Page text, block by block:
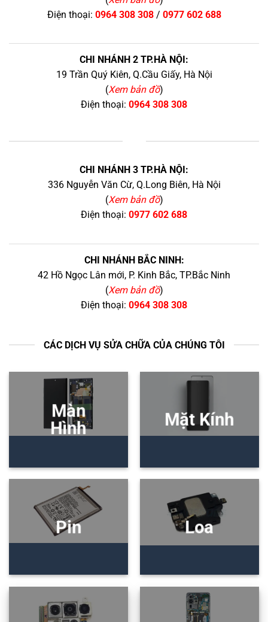
Điện thoại: 0964 308 308/ 0977 602 688
CHI NHÁNH 2 TP.HÀ NỘI:
19 Trần Quý Kiên, Q.Cầu Giấy, Hà Nội
(Xem bản đồ)
Điện thoại: 0964 308 308
CHI NHÁNH 3 TP.HÀ NỘI:
336 Nguyễn Văn Cừ, Q.Long Biên, Hà Nội
(Xem bản đồ)
Điện thoại: 0977 602 688
CHI NHÁNH BẮC NINH:
42 Hồ Ngọc Lân mới, P. Kinh Bắc, TP.Bắc Ninh
(Xem bản đồ)
Điện thoại: 0964 308 308
CÁC DỊCH VỤ SỬA CHỮA CỦA CHÚNG TÔI
Màn
Hình
Mặt Kính
Pin Loa